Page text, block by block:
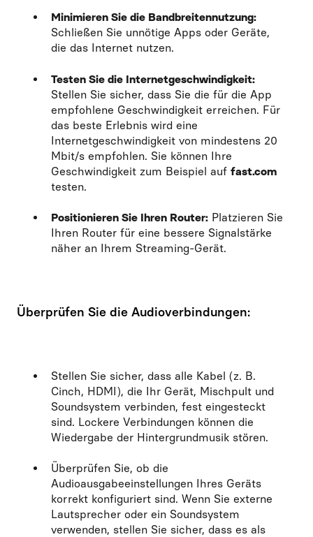
Minimieren Sie die Bandbreitennutzung:
Schließen Sie unnötige Apps oder Geräte,
die das Internet nutzen.
Testen Sie die Internetgeschwindigkeit:
Stellen Sie sicher, dass Sie die für die App
empfohlene Geschwindigkeit erreichen. Für
das beste Erlebnis wird eine
Internetgeschwindigkeit von mindestens 20
Mbit/s empfohlen. Sie können Ihre
Geschwindigkeit zum Beispiel auf fast.com
testen.
Positionieren Sie Ihren Router: Platzieren Sie
Ihren Router für eine bessere Signalstärke
näher an Ihrem Streaming-Gerät.
Überprüfen Sie die Audioverbindungen:
Stellen Sie sicher, dass alle Kabel (z. B.
Cinch, HDMI), die Ihr Gerät, Mischpult und
Soundsystem verbinden, fest eingesteckt
sind. Lockere Verbindungen können die
Wiedergabe der Hintergrundmusik stören.
Überprüfen Sie, ob die
Audioausgabeeinstellungen Ihres Geräts
korrekt konfiguriert sind. Wenn Sie externe
Lautsprecher oder ein Soundsystem
verwenden, stellen Sie sicher, dass es als